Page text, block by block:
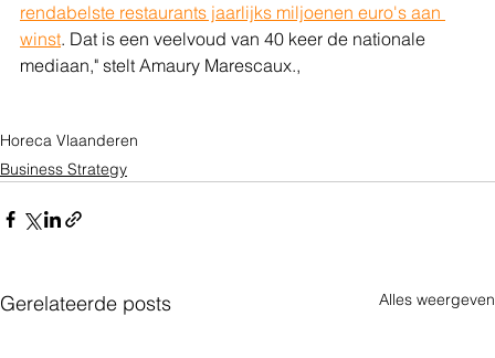
rendabelste restaurants jaarlijks miljoenen euro's aan
winst. Dat is een veelvoud van 40 keer de nationale
mediaan," stelt Amaury Marescaux.,
Horeca Vlaanderen
Business Strategy
Gerelateerde posts Alles weergeven